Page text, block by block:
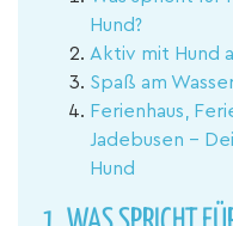
Hund?
Aktiv mit Hund
Spaß am
Ferienhaus,
Jadebusen –
Hund